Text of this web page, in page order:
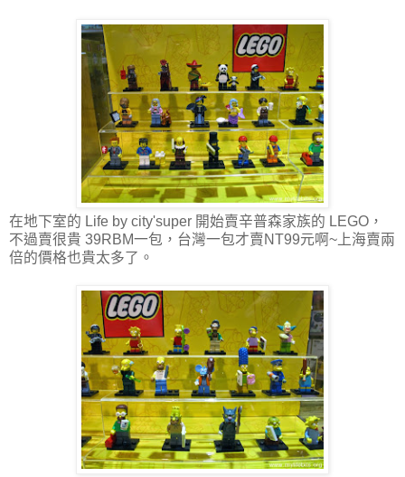
在地下室的 Life by city'super 開始賣辛普森家族的 LEGO，
不過賣很貴 39RBM一包，台灣一包才賣NT99元啊~上海賣兩
倍的價格也貴太多了。